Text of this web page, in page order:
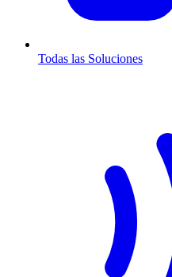
Todas las Soluciones